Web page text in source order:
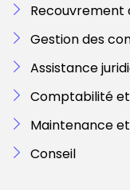
Recouvrement
Gestion des
Assistance
Comptabilité
Maintenance
Conseil